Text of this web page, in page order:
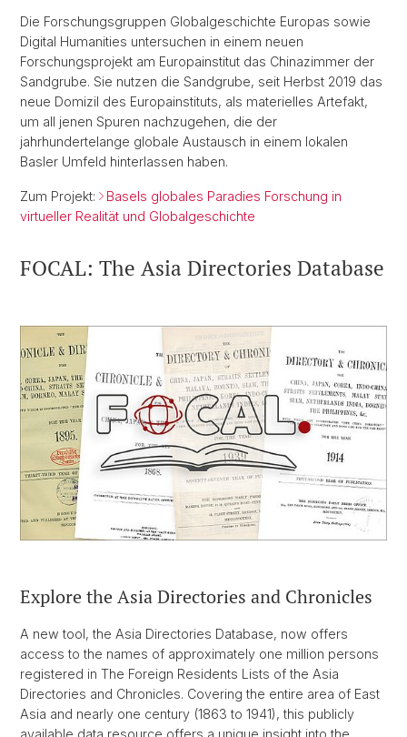
Die Forschungsgruppen Globalgeschichte Europas sowie
Digital Humanities untersuchen in einem neuen
Forschungsprojekt am Europainstitut das Chinazimmer der
Sandgrube. Sie nutzen die Sandgrube, seit Herbst 2019 das
neue Domizil des Europainstituts, als materielles Artefakt,
um all jenen Spuren nachzugehen, die der
jahrhundertelange globale Austausch in einem lokalen
Basler Umfeld hinterlassen haben.
Zum Projekt:
Basels globales Paradies Forschung in
virtueller Realität und Globalgeschichte
FOCAL: The Asia Directories Database
Explore the Asia Directories and Chronicles
A new tool, the Asia Directories Database, now offers
access to the names of approximately one million persons
registered in The Foreign Residents Lists of the Asia
Directories and Chronicles. Covering the entire area of East
Asia and nearly one century (1863 to 1941), this publicly
available data resource offers a unique insight into the